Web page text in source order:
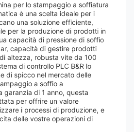
per lo stampaggio a soffiatura
è una scelta ideale per i
una soluzione efficiente,
per la produzione di prodotti in
capacità di pressione di soffio
capacità di gestire prodotti
altezza, robusta vite da 100
di controllo PLC B&R lo
di spicco nel mercato delle
a soffio a
garanzia di 1 anno, questa
per offrire un valore
i processi di produzione, e
delle vostre operazioni di